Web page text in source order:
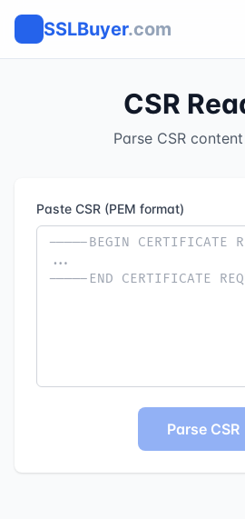
SSLBuyer.com
CSR
Parse CSR
Paste CSR (PEM format)
Parse CSR